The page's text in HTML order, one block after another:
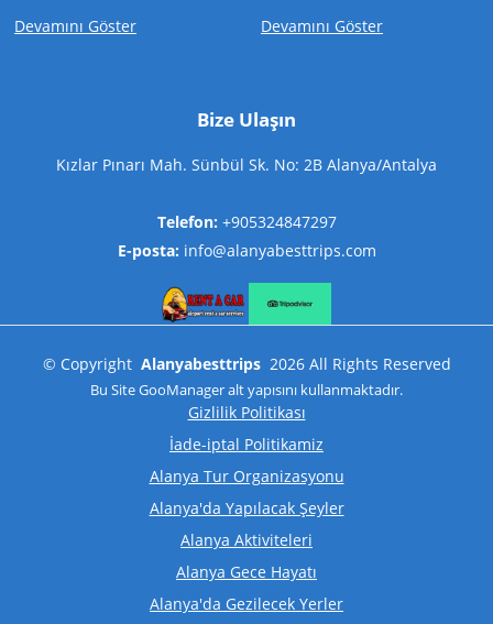
Devamını Göster
Devamını Göster
Bize Ulaşın
Kızlar Pınarı Mah. Sünbül Sk. No: 2B Alanya/Antalya
Telefon: +905324847297
E-posta: info@alanyabesttrips.com
© Copyright Alanyabesttrips 2026 All Rights Reserved
Bu SiteGooManageralt yapısını kullanmaktadır.
Gizlilik Politikası
İade-iptal Politikamiz
Alanya Tur Organizasyonu
Alanya'da Yapılacak Şeyler
Alanya Aktiviteleri
Alanya Gece Hayatı
Alanya'da Gezilecek Yerler